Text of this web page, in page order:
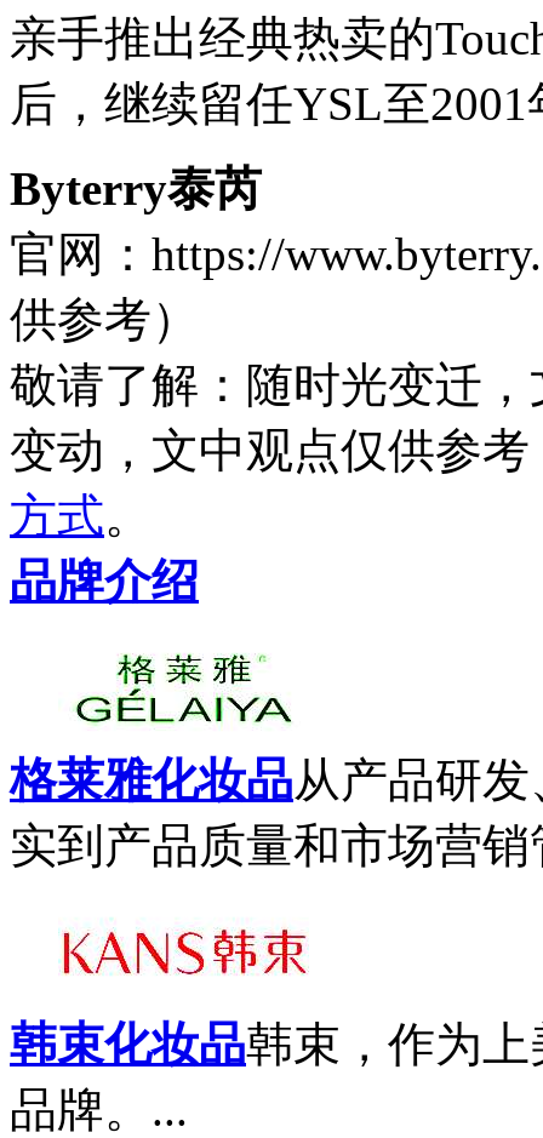
亲手推出经典热卖的
后，继续留任YSL至2001
Byterry泰芮
官网：https://
供参考）
敬请了解 ：随时光变迁
变动，文中观点仅供参考
方式。
品牌介绍
格莱雅化妆品从产品研
实到产品质量和市场营
韩束化妆品韩束，作为
品牌。...